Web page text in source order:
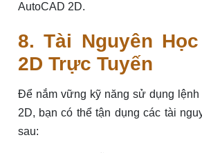
AutoCAD 2D.
8. Tài Nguyên
2D Trực Tuyến
Để nắm vững kỹ năng sử dụng lệnh
2D, bạn có thể tận dụng các tài
sau: